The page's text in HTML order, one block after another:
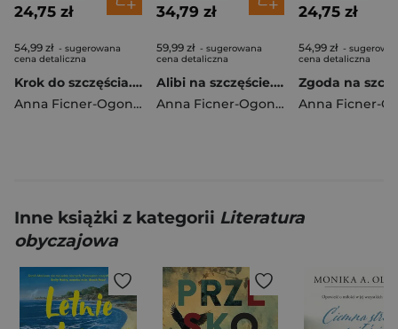
24,75 zł
54,99 zł - sugerowana
cena detaliczna
Krok do szczęścia. Wydanie 2024
Anna Ficner-Ogonowska
34,79 zł
59,99 zł - sugerowana
cena detaliczna
Alibi na szczęście. Rozszerzona wersja
Anna Ficner-Ogonowska
24,75 zł
54,99 zł -
cena detaliczna
Inne książki z kategorii Literatura
obyczajowa